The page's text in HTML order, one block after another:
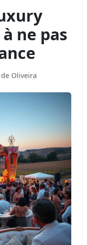
ne pas
Oliveira